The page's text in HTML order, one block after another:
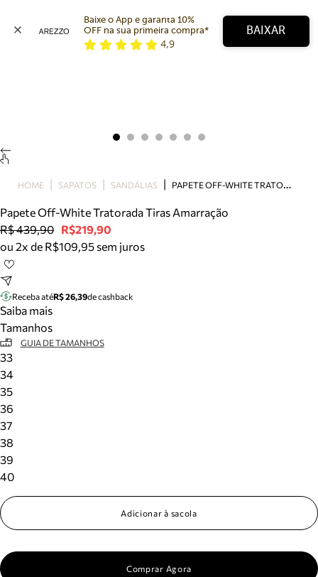
Bolsa
Tamanco
Tênis
Mule
Tire dúvidas sobre pedidos, devoluções e mais.
Meus pedidos
Acompanhe seus pedidos e solicite devoluções.
Baixe o App e garanta 10%
OFF na sua primeira compra*
4,9
BAIXAR
HOME SAPATOS SANDÁLIAS P
APETE OFF-WHITE TRATORADA TIRAS AMARRAÇÃO
Papete Off-White Tratorada Tiras Amarração
R$ 439,90 R$219,90
ou 2x de R$109,95 sem juros
Receba atéR$ 26,39de cashback
Saiba mais
Tamanhos
GUIA DE TAMANHOS
33
34
35
36
37
38
39
40
Adicionar à sacola
Comprar Agora